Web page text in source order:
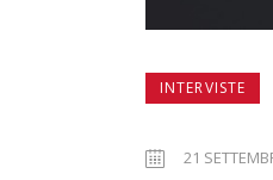
INTERVISTE
21